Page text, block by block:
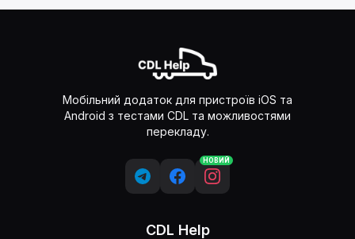
Мобільний додаток для пристроїв iOS та
Android з тестами CDL та можливостями
перекладу.
НОВИЙ
CDL Help